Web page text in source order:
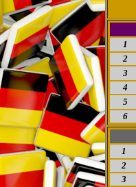
1
2
3
4
5
6
1
2
3